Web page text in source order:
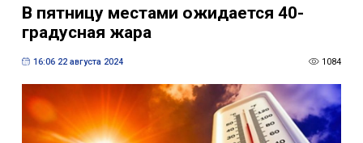
В пятницу местами ожидается 40-
градусная жара
16:06 22 августа 2024 1084